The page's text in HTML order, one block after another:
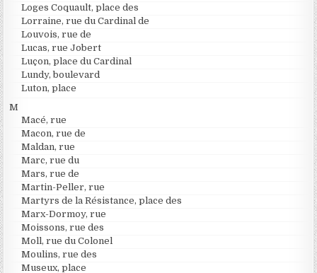
Loges Coquault, place des
Lorraine, rue du Cardinal de
Louvois, rue de
Lucas, rue Jobert
Luçon, place du Cardinal
Lundy, boulevard
Luton, place
M
Macé, rue
Macon, rue de
Maldan, rue
Marc, rue du
Mars, rue de
Martin-Peller, rue
Martyrs de la Résistance, place des
Marx-Dormoy, rue
Moissons, rue des
Moll, rue du Colonel
Moulins, rue des
Museux, place